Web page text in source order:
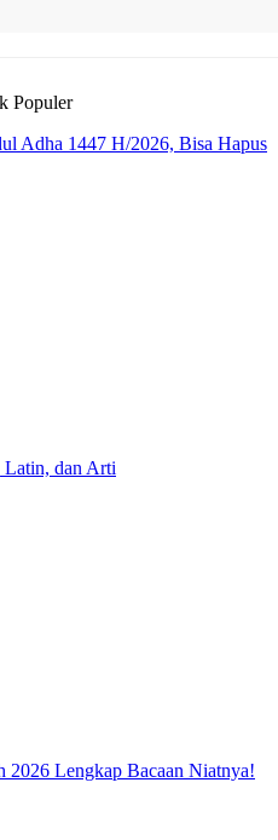
Populer
Adha 1447 H/2026, Bisa Hapus
Latin, dan Arti
2026 Lengkap Bacaan Niatnya!